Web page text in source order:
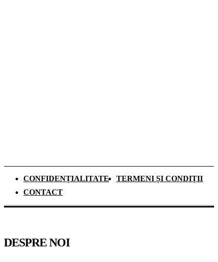
CONFIDENȚIALITATE
TERMENI ȘI CONDIȚII
CONTACT
DESPRE NOI